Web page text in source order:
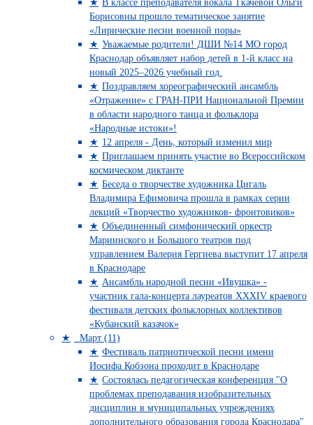
В классе преподавателя вокала Ткачевой Ольги
Борисовны прошло тематическое занятие
«Лирические песни военной поры»
Уважаемые родители! ДШИ №14 МО город
Краснодар объявляет набор детей в 1-й класс на
новый 2025–2026 учебный год.
Поздравляем хореографический ансамбль
«Отражение» с ГРАН-ПРИ Национальной Премии
в области народного танца и фольклора
«Народные истоки»!
12 апреля - День, который изменил мир
Приглашаем принять участие во Всероссийском
космическом диктанте
Беседа о творчестве художника Цигаль
Владимира Ефимовича прошла в рамках серии
лекций «Творчество художников- фронтовиков»
Объединенный симфонический оркестр
Мариинского и Большого театров под
управлением Валерия Гергиева выступит 17 апреля
в Краснодаре
Ансамбль народной песни «Ивушка» -
участник гала-концерта лауреатов XXXIV краевого
фестиваля детских фольклорных коллективов
«Кубанский казачок»
Март (11)
Фестиваль патриотической песни имени
Иосифа Кобзона проходит в Краснодаре
Состоялась педагогическая конференция "О
проблемах преподавания изобразительных
дисциплин в муниципальных учреждениях
дополнительного образования города Краснодара"